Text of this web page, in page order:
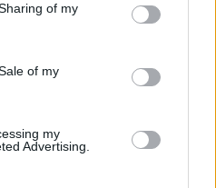
behaviour. You may click to
and its third-party tags to
purposes in below Google
of my
of my
my
Advertising.